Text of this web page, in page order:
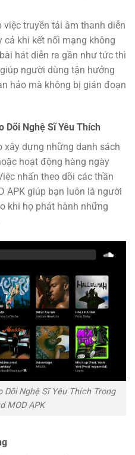
truyền tải âm thanh diễn
cả khi kết nối mạng không
hát diễn ra gần như tức thì
người dùng tận hưởng
hảo mà không bị gián đoạn
Dõi Nghệ Sĩ Yêu Thích
xây dựng những danh sách
hoạt động hàng ngày
nhấn theo dõi các thần
APK giúp bạn luôn là người
khi họ phát hành những
Dõi Nghệ Sĩ Yêu Thích Trong
MOD APK